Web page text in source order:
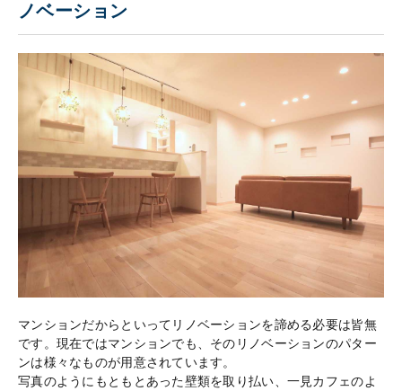
ノベーション
マンションだからといってリノベーションを諦める必要は皆無
です。現在ではマンションでも、そのリノベーションのパター
ンは様々なものが用意されています。
写真のようにもともとあった壁類を取り払い、一見カフェのよ